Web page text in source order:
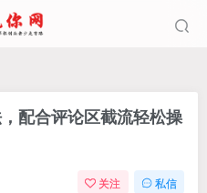
配合评论区截流轻松操
关注 私信